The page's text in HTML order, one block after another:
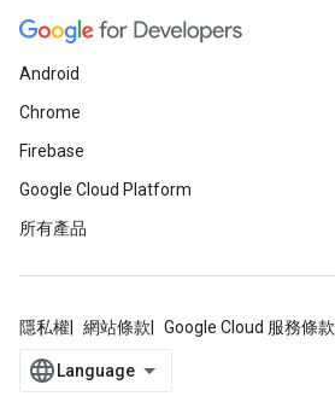
Android
Chrome
Firebase
Google Cloud Platform
所有產品
隱私權 網站條款 Google Cloud 服務條款